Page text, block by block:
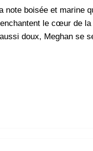
note boisée et marine
le cœur de la
doux, Meghan se